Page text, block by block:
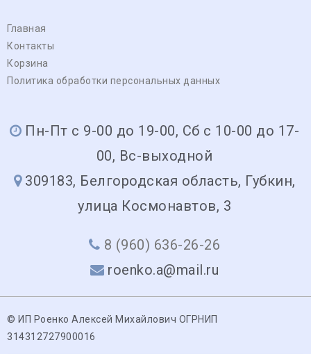
Главная
Контакты
Корзина
Политика обработки персональных данных
Пн-Пт с 9-00 до 19-00, Сб с 10-00 до 17-
00, Вс-выходной
309183, Белгородская область, Губкин,
улица Космонавтов, 3
8 (960) 636-26-26
roenko.a@mail.ru
© ИП Роенко Алексей Михайлович ОГРНИП
314312727900016